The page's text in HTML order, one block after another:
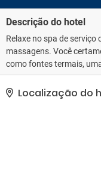
Descrição do hotel
Relaxe no spa de
massagens. Você
como fontes termais,
externa. Este apart-hotel
serviço de babá (grátis) e
próximas à propriedade
Localização do